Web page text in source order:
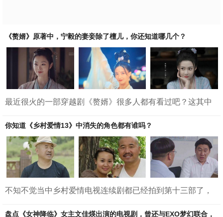
《赘婿》原著中，宁毅的妻妾除了檀儿，你还知道哪几个？
最近很火的一部穿越剧《赘婿》很多人都有看过吧？这其中
不起，到后来凭着自己的聪明才智奋力翻身，最终是成为了
一代传奇人物的。这其实是由书籍《赘婿》改编而来的，大
家知道在原著当中宁毅的老婆到底有哪一些吗？1.苏檀儿2.聂
云竹3.元锦儿4.小婵5.娟儿6.刘西瓜7.李师师8.陆红9.周佩1.苏
檀儿苏檀儿在剧情当中是宁毅唯一的老婆，其实也就是正房
太太。在原著当中是苏家老太爷和宁家老太爷祖上定了娃...
你知道《乡村爱情13》中消失的角色都有谁吗？
不知不觉当中乡村爱情电视连续剧都已经拍到第十三部了，
在的《乡村爱情13》呢？有很多人好奇这部剧到底要拍到什
盘点《女神降临》女主文佳煐出演的电视剧，曾还与EXO梦幻联合，